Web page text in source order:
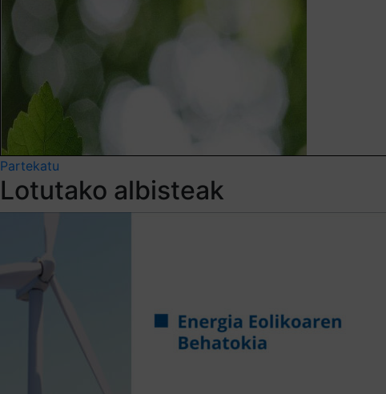
Partekatu
Lotutako albisteak